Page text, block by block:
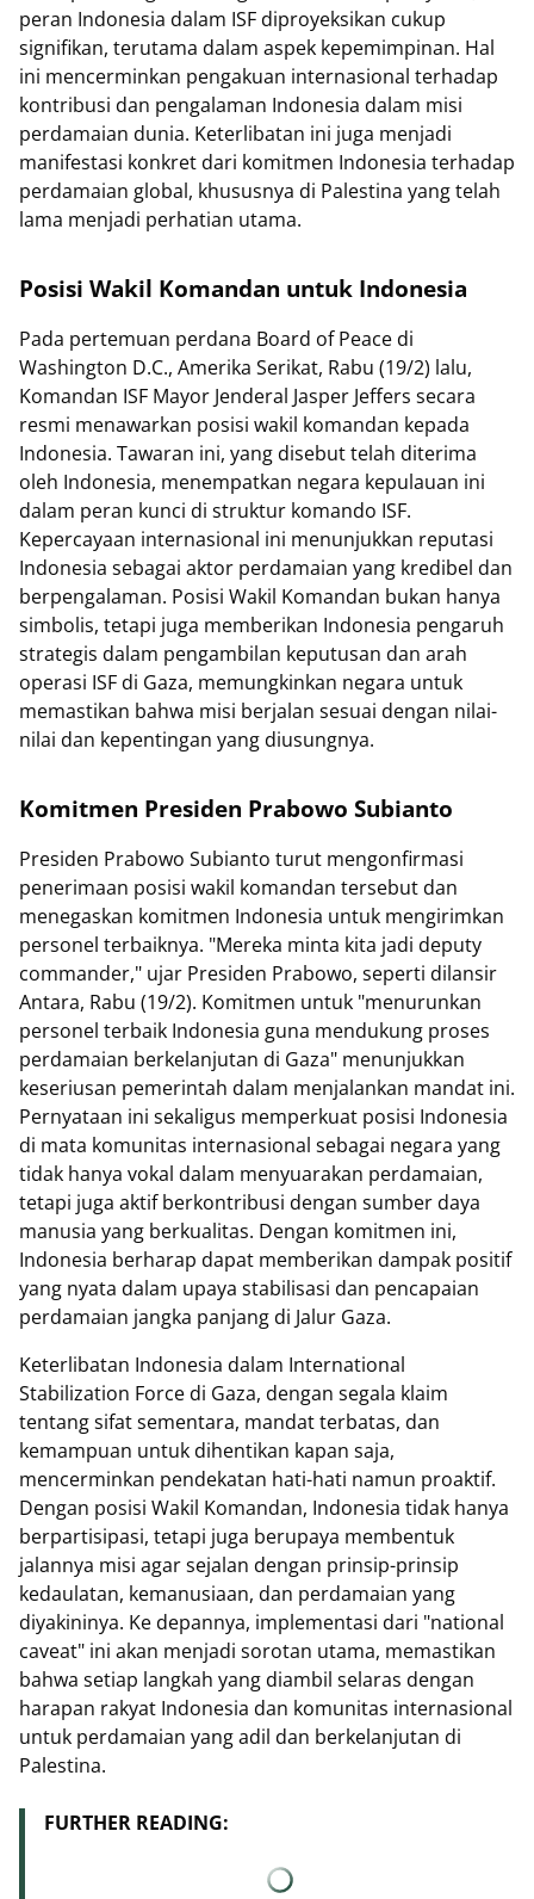
peran Indonesia dalam ISF diproyeksikan cukup
signifikan, terutama dalam aspek kepemimpinan. Hal
ini mencerminkan pengakuan internasional terhadap
kontribusi dan pengalaman Indonesia dalam misi
perdamaian dunia. Keterlibatan ini juga menjadi
manifestasi konkret dari komitmen Indonesia terhadap
perdamaian global, khususnya di Palestina yang telah
lama menjadi perhatian utama.
Posisi Wakil Komandan untuk Indonesia
Pada pertemuan perdana Board of Peace di
Washington D.C., Amerika Serikat, Rabu (19/2) lalu,
Komandan ISF Mayor Jenderal Jasper Jeffers secara
resmi menawarkan posisi wakil komandan kepada
Indonesia. Tawaran ini, yang disebut telah diterima
oleh Indonesia, menempatkan negara kepulauan ini
dalam peran kunci di struktur komando ISF.
Kepercayaan internasional ini menunjukkan reputasi
Indonesia sebagai aktor perdamaian yang kredibel dan
berpengalaman. Posisi Wakil Komandan bukan hanya
simbolis, tetapi juga memberikan Indonesia pengaruh
strategis dalam pengambilan keputusan dan arah
operasi ISF di Gaza, memungkinkan negara untuk
memastikan bahwa misi berjalan sesuai dengan nilai-
nilai dan kepentingan yang diusungnya.
Komitmen Presiden Prabowo Subianto
Presiden Prabowo Subianto turut mengonfirmasi
penerimaan posisi wakil komandan tersebut dan
menegaskan komitmen Indonesia untuk mengirimkan
personel terbaiknya. "Mereka minta kita jadi deputy
commander," ujar Presiden Prabowo, seperti dilansir
Antara, Rabu (19/2). Komitmen untuk "menurunkan
personel terbaik Indonesia guna mendukung proses
perdamaian berkelanjutan di Gaza" menunjukkan
keseriusan pemerintah dalam menjalankan mandat ini.
Pernyataan ini sekaligus memperkuat posisi Indonesia
di mata komunitas internasional sebagai negara yang
tidak hanya vokal dalam menyuarakan perdamaian,
tetapi juga aktif berkontribusi dengan sumber daya
manusia yang berkualitas. Dengan komitmen ini,
Indonesia berharap dapat memberikan dampak positif
yang nyata dalam upaya stabilisasi dan pencapaian
perdamaian jangka panjang di Jalur Gaza.
Keterlibatan Indonesia dalam International
Stabilization Force di Gaza, dengan segala klaim
tentang sifat sementara, mandat terbatas, dan
kemampuan untuk dihentikan kapan saja,
mencerminkan pendekatan hati-hati namun proaktif.
Dengan posisi Wakil Komandan, Indonesia tidak hanya
berpartisipasi, tetapi juga berupaya membentuk
jalannya misi agar sejalan dengan prinsip-prinsip
kedaulatan, kemanusiaan, dan perdamaian yang
diyakininya. Ke depannya, implementasi dari "national
caveat" ini akan menjadi sorotan utama, memastikan
bahwa setiap langkah yang diambil selaras dengan
harapan rakyat Indonesia dan komunitas internasional
untuk perdamaian yang adil dan berkelanjutan di
Palestina.
FURTHER READING: